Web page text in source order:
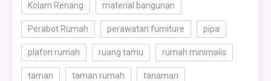
Kolam Renang material bangunan
Perabot Rumah perawatan furniture pipa
plafon rumah ruang tamu rumah minimalis
taman taman rumah tanaman